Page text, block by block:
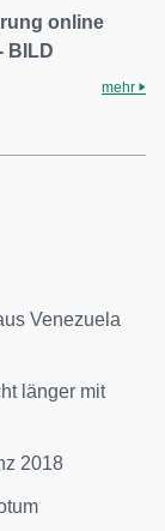
online
BILD
mehr
Venezuela
länger mit
2018